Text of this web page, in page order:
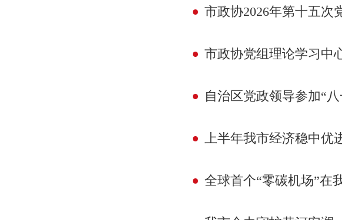
市政协2026年第十五次
市政协党组理论学习中心组
自治区党政领导参加“
上半年我市经济稳中优
全球首个“零碳机场”在